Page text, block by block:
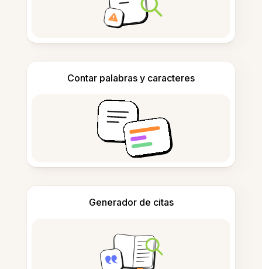
Contar palabras y caracteres
Generador de citas